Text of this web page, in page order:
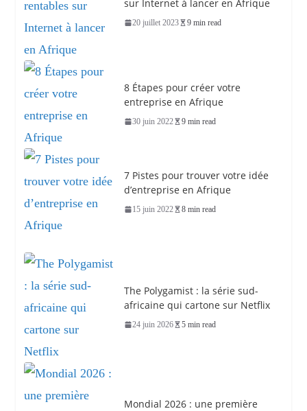
sur Internet à lancer en Afrique
20 juillet 2023 9 min read
8 Étapes pour créer votre
entreprise en Afrique
30 juin 2022 9 min read
7 Pistes pour trouver votre idée
d’entreprise en Afrique
15 juin 2022 8 min read
The Polygamist : la série sud-
africaine qui cartone sur Netflix
24 juin 2026 5 min read
Mondial 2026 : une première